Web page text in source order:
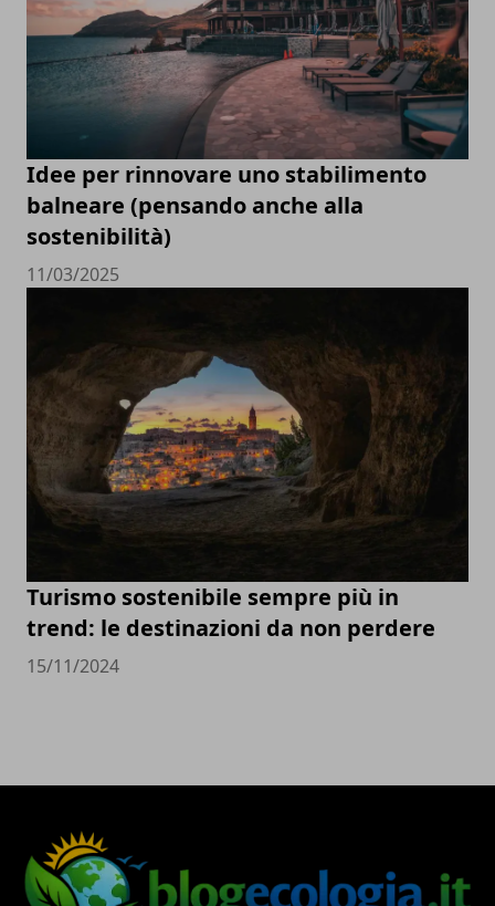
Idee per rinnovare uno stabilimento
balneare (pensando anche alla
sostenibilità)
11/03/2025
Turismo sostenibile sempre più in
trend: le destinazioni da non perdere
15/11/2024